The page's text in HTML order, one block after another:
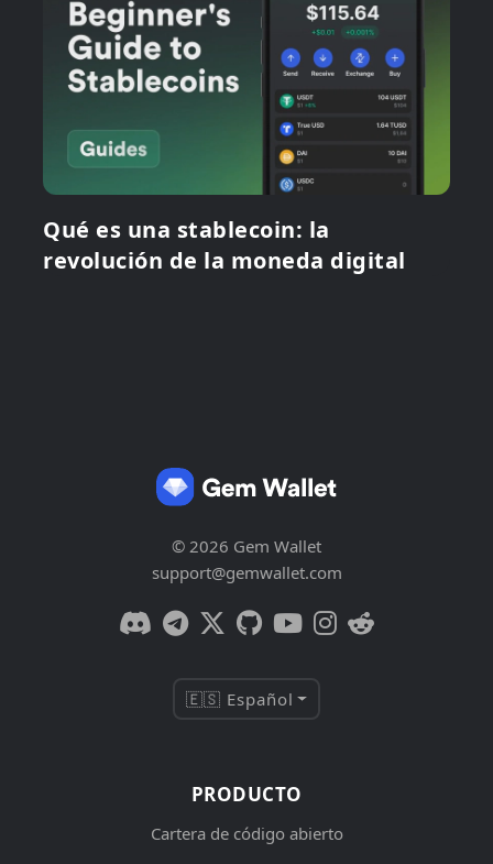
Qué es una stablecoin: la
revolución de la moneda digital
© 2026 Gem Wallet
support@gemwallet.com
🇪🇸 Español
PRODUCTO
Cartera de código abierto